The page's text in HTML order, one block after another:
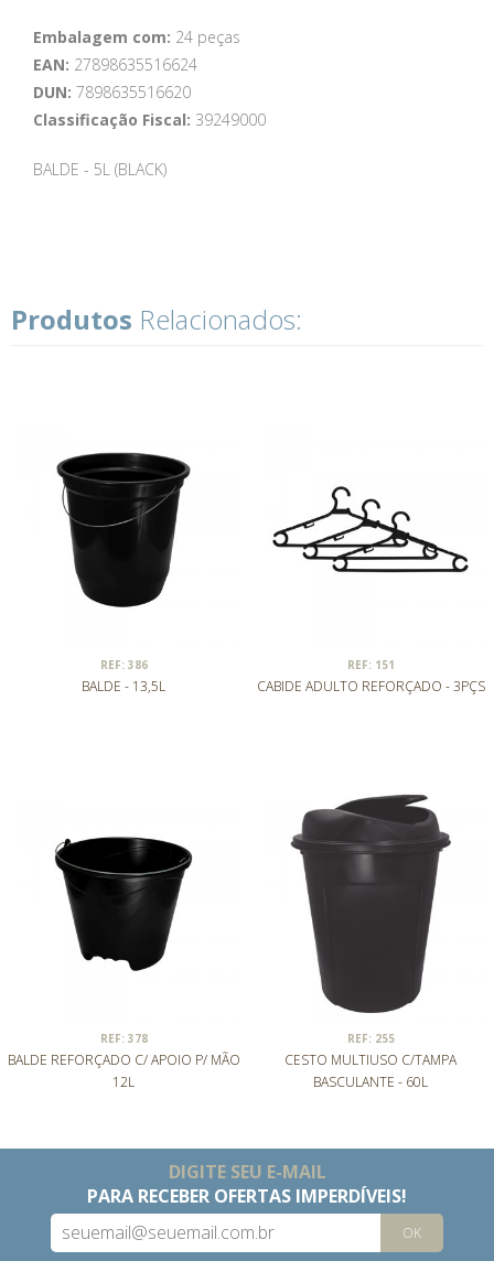
Embalagem com: 24 peças
EAN: 27898635516624
DUN: 7898635516620
Classificação Fiscal: 39249000
BALDE - 5L (BLACK)
Produtos Relacionados:
REF: 386
BALDE - 13,5L
REF: 151
CABIDE ADULTO REFORÇADO - 3PÇS
REF: 378
BALDE REFORÇADO C/ APOIO P/ MÃO
12L
REF: 255
CESTO MULTIUSO C/TAMPA
BASCULANTE - 60L
DIGITE SEU E-MAIL
PARA RECEBER OFERTAS IMPERDÍVEIS!
OK